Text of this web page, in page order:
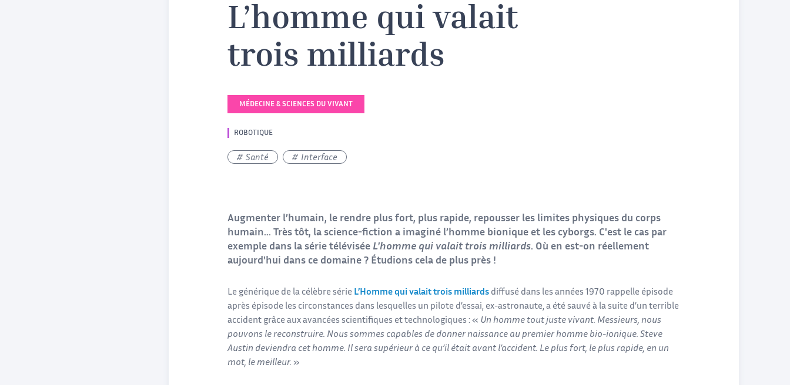
L’homme qui valait
trois milliards
MÉDECINE & SCIENCES DU VIVANT
ROBOTIQUE
Santé Interface
Augmenter l’humain, le rendre plus fort, plus rapide, repousser les limites physiques du corps
humain... Très tôt, la science-fiction a imaginé l’homme bionique et les cyborgs. C'est le cas par
exemple dans la série télévisée L'homme qui valait trois milliards. Où en est-on réellement
aujourd'hui dans ce domaine ? Étudions cela de plus près !
Le générique de la célèbre série L’Homme qui valait trois milliards diffusé dans les années 1970 rappelle épisode
après épisode les circonstances dans lesquelles un pilote d’essai, ex-astronaute, a été sauvé à la suite d’un terrible
accident grâce aux avancées scientifiques et technologiques : « Un homme tout juste vivant. Messieurs, nous
pouvons le reconstruire. Nous sommes capables de donner naissance au premier homme bio-ionique. Steve
Austin deviendra cet homme. Il sera supérieur à ce qu’il était avant l’accident. Le plus fort, le plus rapide, en un
mot, le meilleur. »